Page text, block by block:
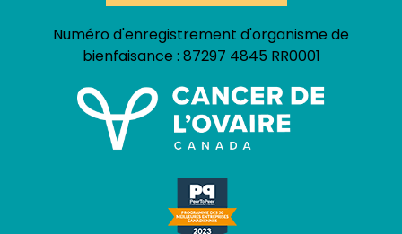
Numéro d'enregistrement d'organisme de
bienfaisance : 87297 4845 RR0001